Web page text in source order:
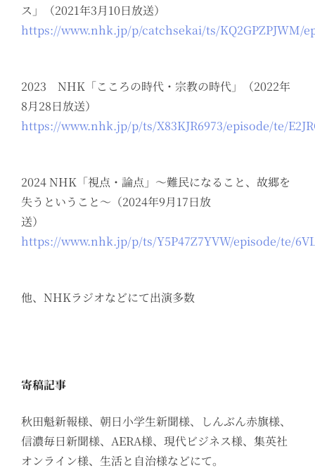
ス」（2021年3月10日放送）
https://www.nhk.jp/p/catchsekai/ts/KQ2GPZPJWM/
2023 NHK「こころの時代・宗教の時代」（2022年
8月28日放送）
https://www.nhk.jp/p/ts/X83KJR6973/episode/te/
2024 NHK「視点・論点」〜難民になること、故郷を
失うということ〜（2024年9月17日放
送）
https://www.nhk.jp/p/ts/Y5P47Z7YVW/episode/te/
他、NHKラジオなどにて出演多数
寄稿記事
秋田魁新報様、朝日小学生新聞様、しんぶん赤旗様、
信濃毎日新聞様、AERA様、現代ビジネス様、集英社
オンライン様、生活と自治様などにて。